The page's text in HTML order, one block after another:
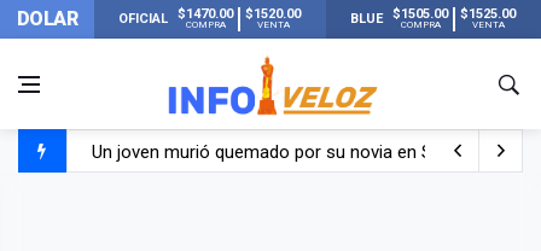
DOLAR OFICIAL $1470.00
COMPRA
$1520.00
VENTA BLUE $1505.00
COMPRA
$1525.00
VENTA
Un joven murió quemado por su novia en San Luis: